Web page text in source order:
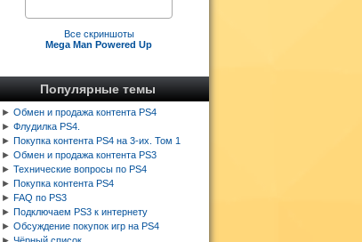
Все скриншоты
Mega Man Powered Up
Популярные темы
► Обмен и продажа контента PS4
► Флудилка PS4.
► Покупка контента PS4 на 3-их. Том 1
► Обмен и продажа контента PS3
► Технические вопросы по PS4
► Покупка контента PS4
► FAQ по PS3
► Подключаем PS3 к интернету
► Обсуждение покупок игр на PS4